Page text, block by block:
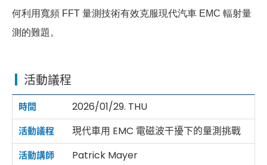
何利用寬頻 FFT 量測技術有效克服現代汽車 EMC 輻射量
測的難題。
活動議程
2026/01/29. THU
現代車用 EMC 電磁波干擾下的量測挑戰
Patrick Mayer